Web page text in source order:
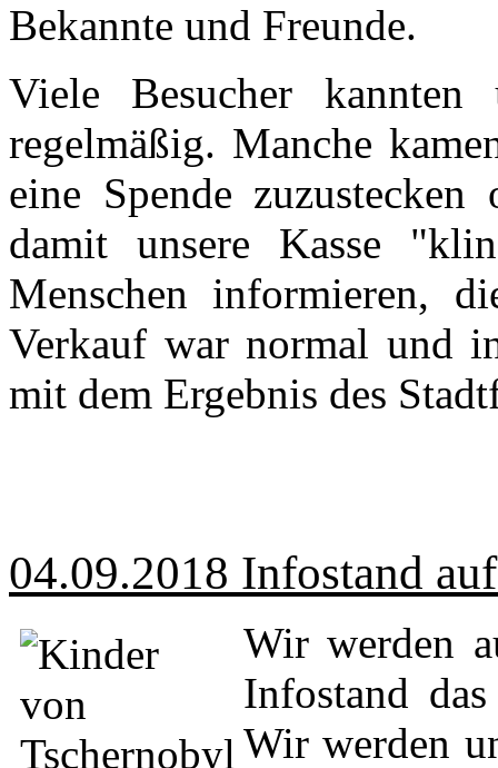
Bekannte und Freunde.
Viele Besucher
regelmäßig. Manche
eine Spende
damit unsere Kasse
Menschen informieren,
Verkauf war normal und
mit dem Ergebnis des
04.09.2018 Infostand
Wir werden
Infostand
Wir werden